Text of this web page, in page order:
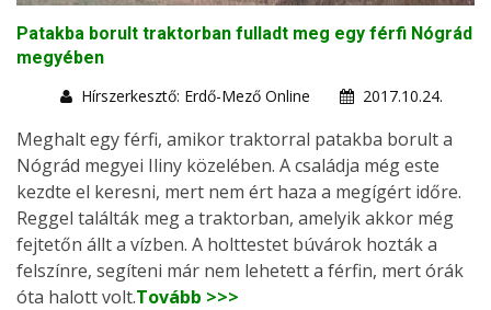
Patakba borult traktorban fulladt meg egy férfi Nógrád
megyében
Hírszerkesztő: Erdő-Mező Online
2017.10.24.
Meghalt egy férfi, amikor traktorral patakba borult a
Nógrád megyei Iliny közelében. A családja még este
kezdte el keresni, mert nem ért haza a megígért időre.
Reggel találták meg a traktorban, amelyik akkor még
fejtetőn állt a vízben. A holttestet búvárok hozták a
felszínre, segíteni már nem lehetett a férfin, mert órák
óta halott volt.Tovább >>>